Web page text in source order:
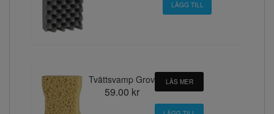
Tvättsvamp Grov
59.00 kr
LÄS MER